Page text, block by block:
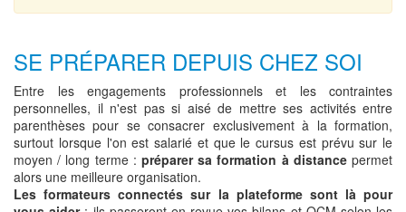
SE PRÉPARER DEPUIS CHEZ SOI
Entre les engagements professionnels et les contraintes
personnelles, il n'est pas si aisé de mettre ses activités entre
parenthèses pour se consacrer exclusivement à la formation,
surtout lorsque l'on est salarié et que le cursus est prévu sur le
moyen / long terme : préparer sa formation à distancepermet
alors une meilleure organisation.
Les formateurs connectés sur la plateforme sont là pour